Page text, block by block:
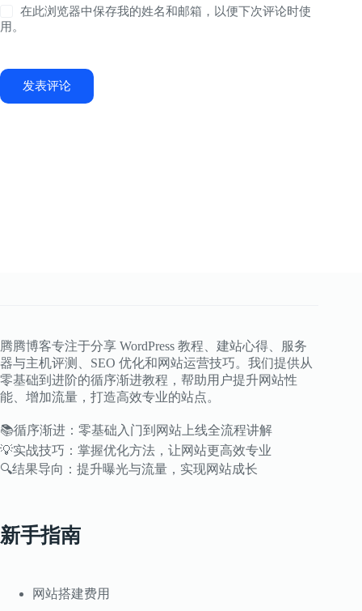
在此浏览器中保存我的姓名和邮箱，以便下次评论时使
用。
发表评论
腾腾博客专注于分享 WordPress 教程、建站心得、服务
器与主机评测、SEO 优化和网站运营技巧。我们提供从
零基础到进阶的循序渐进教程，帮助用户提升网站性
能、增加流量，打造高效专业的站点。
📚循序渐进：零基础入门到网站上线全流程讲解
💡实战技巧：掌握优化方法，让网站更高效专业
🔍结果导向：提升曝光与流量，实现网站成长
新手指南
网站搭建费用